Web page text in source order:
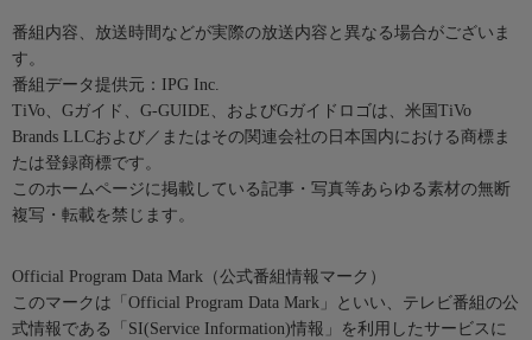
番組内容、放送時間などが実際の放送内容と異なる場合がございま
す。
番組データ提供元：IPG Inc.
TiVo、Gガイド、G-GUIDE、およびGガイドロゴは、米国TiVo
Brands LLCおよび／またはその関連会社の日本国内における商標ま
たは登録商標です。
このホームページに掲載している記事・写真等あらゆる素材の無断
複写・転載を禁じます。
Official Program Data Mark（公式番組情報マーク）
このマークは「Official Program Data Mark」といい、テレビ番組の公
式情報である「SI(Service Information)情報」を利用したサービスに